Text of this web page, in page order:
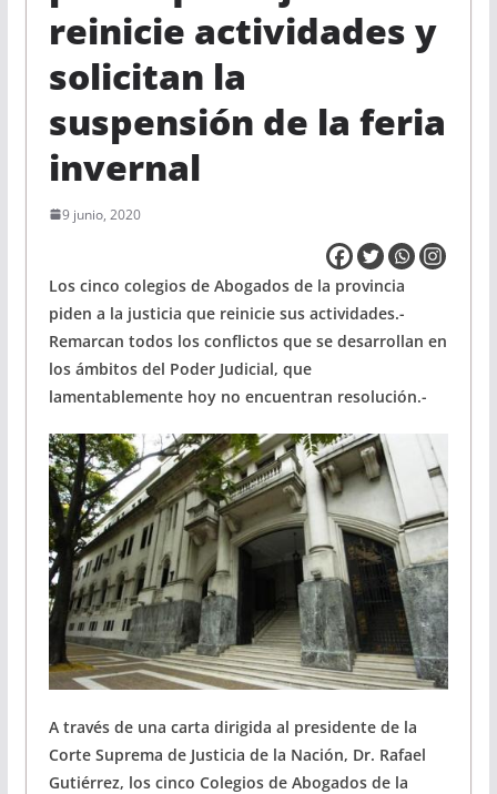
reinicie actividades y
solicitan la
suspensión de la feria
invernal
9 junio, 2020
Los cinco colegios de Abogados de la provincia
piden a la justicia que reinicie sus actividades.-
Remarcan todos los conflictos que se desarrollan en
los ámbitos del Poder Judicial, que
lamentablemente hoy no encuentran resolución.-
A través de una carta dirigida al presidente de la
Corte Suprema de Justicia de la Nación, Dr. Rafael
Gutiérrez, los cinco Colegios de Abogados de la